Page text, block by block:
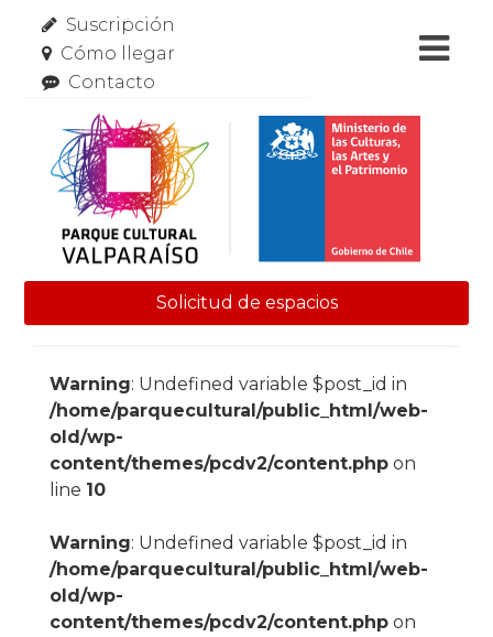
Suscripción
Cómo llegar
Contacto
Solicitud de espacios
Warning: Undefined variable $post_id in
/home/parquecultural/public_html/web-
old/wp-
content/themes/pcdv2/content.phpon
line 10
Warning: Undefined variable $post_id in
/home/parquecultural/public_html/web-
old/wp-
content/themes/pcdv2/content.phpon